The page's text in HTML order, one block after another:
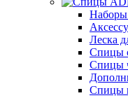
Леска
Спицы
Спицы
Спицы